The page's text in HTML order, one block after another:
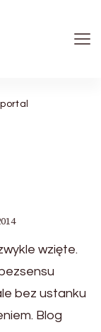
wzięte.
bez ustanku
Blog